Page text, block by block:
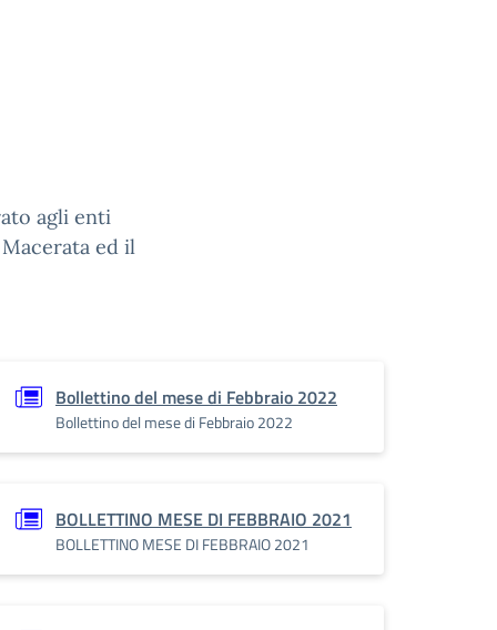
agli enti
ed il
Bollettino del mese di Febbraio 2022
Bollettino del mese di Febbraio 2022
BOLLETTINO MESE DI FEBBRAIO 2021
BOLLETTINO MESE DI FEBBRAIO 2021